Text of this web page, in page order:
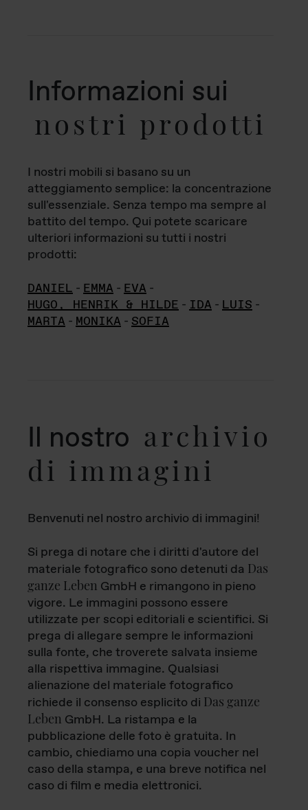
Informazioni sui
nostri prodotti
I nostri mobili si basano su un
atteggiamento semplice: la concentrazione
sull'essenziale. Senza tempo ma sempre al
battito del tempo. Qui potete scaricare
ulteriori informazioni su tutti i nostri
prodotti:
DANIEL - EMMA - EVA -
HUGO, HENRIK & HILDE - IDA - LUIS -
MARTA - MONIKA - SOFIA
Il nostro archivio
di immagini
Benvenuti nel nostro archivio di immagini!
Si prega di notare che i diritti d'autore del
materiale fotografico sono detenuti da Das
ganze Leben GmbH e rimangono in pieno
vigore. Le immagini possono essere
utilizzate per scopi editoriali e scientifici. Si
prega di allegare sempre le informazioni
sulla fonte, che troverete salvata insieme
alla rispettiva immagine. Qualsiasi
alienazione del materiale fotografico
richiede il consenso esplicito di Das ganze
Leben GmbH. La ristampa e la
pubblicazione delle foto è gratuita. In
cambio, chiediamo una copia voucher nel
caso della stampa, e una breve notifica nel
caso di film e media elettronici.